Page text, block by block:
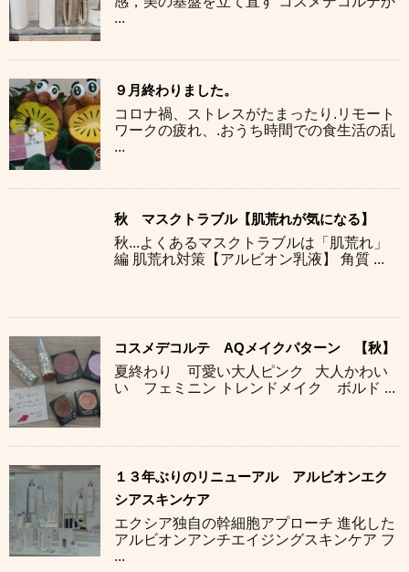
...
９月終わりました。
コロナ禍、ストレスがたまったり.リモート
ワークの疲れ、.おうち時間での食生活の乱
...
秋 マスクトラブル【肌荒れが気になる】
秋...よくあるマスクトラブルは「肌荒れ」
編 肌荒れ対策【アルビオン乳液】 角質 ...
コスメデコルテ AQメイクパターン 【秋】
夏終わり 可愛い大人ピンク 大人かわい
い フェミニン トレンドメイク ボルド ...
１３年ぶりのリニューアル アルビオンエク
シアスキンケア
エクシア独自の幹細胞アプローチ 進化した
アルビオンアンチエイジングスキンケア フ
...